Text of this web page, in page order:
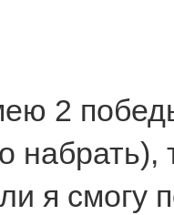
2
набрать),
я смогу